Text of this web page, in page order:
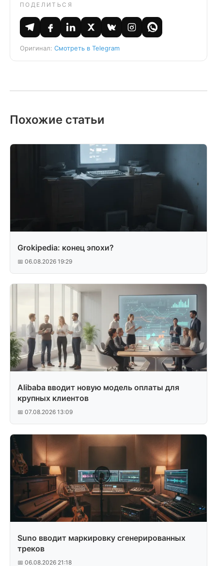
ПОДЕЛИТЬСЯ
Оригинал: Смотреть в Telegram
Похожие статьи
Grokipedia: конец эпохи?
📅 06.08.2026 19:29
Alibaba вводит новую модель оплаты для
крупных клиентов
📅 07.08.2026 13:09
Suno вводит маркировку сгенерированных
треков
📅 06.08.2026 21:18